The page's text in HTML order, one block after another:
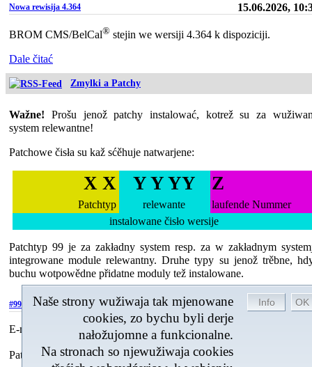
Nowa rewisija 4.364 15.06.2026,
BROM CMS/BelCal® stejin we wersiji 4.364 k dispoziciji.
Dale čitać
Zmylki a Patchy
Wažne! Prošu jenož patchy instalować, kotrež su za
system relewantne!
Patchowe čisła su kaž sćěhuje natwarjene:
X X Y Y YY Z
Patchtyp relewante
laufende Nummer
instalowane čisło wersije
Patchtyp 99 je za zakładny system resp. za w zakładnym
integrowane module relewantny. Druhe typy su jenož trěbne,
buchu wotpowědne přidatne moduly tež instalowane.
#9943606 17.07.2026,
E-mejlki k wšelakim prowideram (na př. t-online) so njewotpósćelu.
Patch: patch_9943606.zip/ So do wersije 4.366 integruje.
Naše strony wužiwaja tak mjenowane
cookies, zo bychu byli derje
nałožujomne a funkcionalne.
Na stronach so njewužiwaja cookies